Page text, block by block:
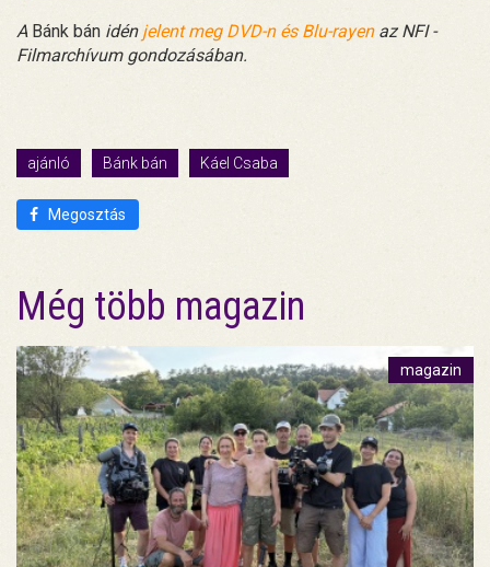
A Bánk bán idén jelent meg DVD-n és Blu-rayen az NFI -
Filmarchívum gondozásában.
ajánló Bánk bán Káel Csaba
Megosztás
Még több magazin
magazin